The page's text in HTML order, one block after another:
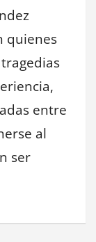
quienes
entre
al
ser